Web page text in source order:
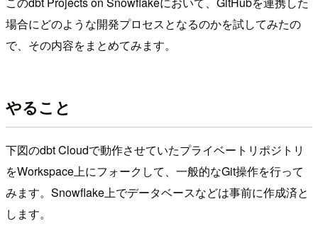
場合にどのような開発プロセスとなるのかを試してみたの
で、その内容をまとめてみます。
やること
下図のdbt Cloudで動作させていたプライベートリポジトリ
をWorkspace上にフォークして、一般的なGit操作を行って
みます。Snowflake上でデータベースなどは事前に作成済と
します。